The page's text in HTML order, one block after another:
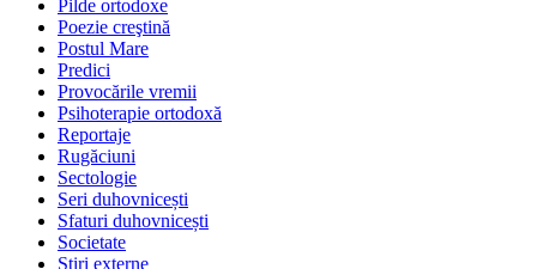
Pilde ortodoxe
Poezie creştină
Postul Mare
Predici
Provocările vremii
Psihoterapie ortodoxă
Reportaje
Rugăciuni
Sectologie
Seri duhovnicești
Sfaturi duhovnicești
Societate
Știri externe